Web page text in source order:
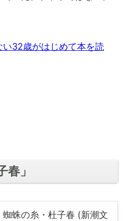
い32歳がはじめて本を読
」
蜘蛛の糸・杜子春 (新潮文